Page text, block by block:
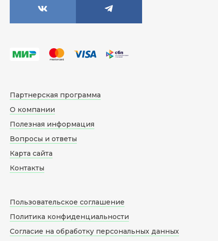
Партнерская программа
О компании
Полезная информация
Вопросы и ответы
Карта сайта
Контакты
Пользовательское соглашение
Политика конфиденциальности
Согласие на обработку персональных данных